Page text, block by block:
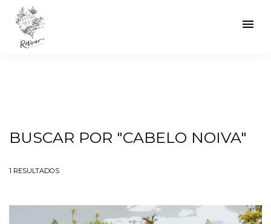
menu
BUSCAR POR "CABELO NOIVA"
1 RESULTADOS